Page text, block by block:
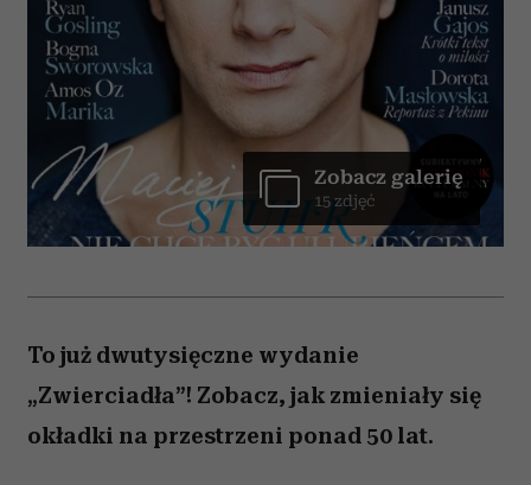
Zobacz galerię
15 zdjęć
To już dwutysięczne wydanie
„Zwierciadła”! Zobacz, jak zmieniały się
okładki na przestrzeni ponad 50 lat.